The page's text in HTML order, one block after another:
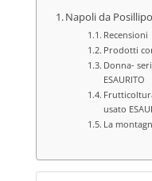
Napoli da Posillipo
Recensioni
Prodotti
Donna-
ESAURITO
usato
La